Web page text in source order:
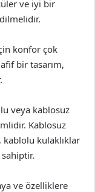
ve iyi bir
konfor çok
bir tasarım,
veya kablosuz
Kablosuz
kulaklıklar
ve özelliklere